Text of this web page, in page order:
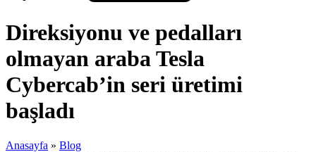
Direksiyonu ve pedalları
olmayan araba Tesla
Cybercab’in seri üretimi
başladı
Anasayfa » Blog